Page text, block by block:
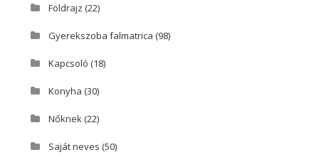
Földrajz (22)
Gyerekszoba falmatrica (98)
Kapcsoló (18)
Konyha (30)
Nőknek(22)
Saját neves (50)